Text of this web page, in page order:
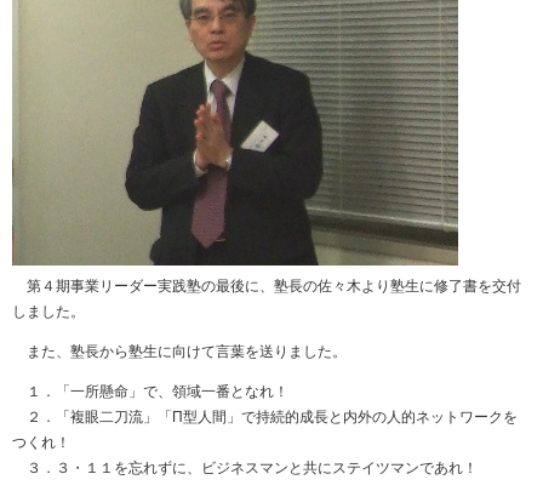
第４期事業リーダー実践塾の最後に、塾長の佐々木より塾生に修了書を交付
しました。
また、塾長から塾生に向けて言葉を送りました。
１．「一所懸命」で、領域一番となれ！
２．「複眼二刀流」「Π型人間」で持続的成長と内外の人的ネットワークを
つくれ！
３．３・１１を忘れずに、ビジネスマンと共にステイツマンであれ！